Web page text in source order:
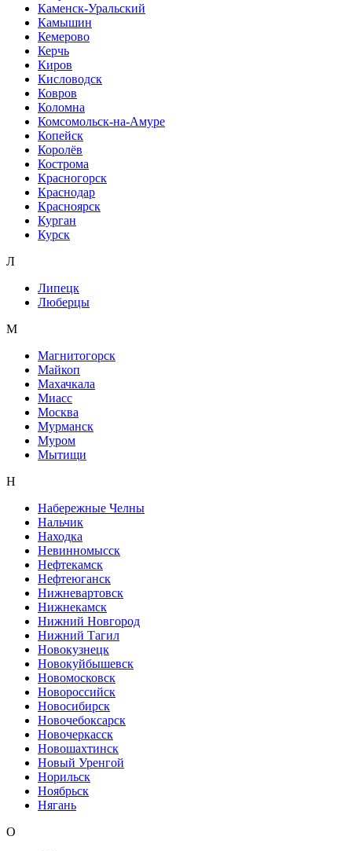
Каменск-Уральский
Камышин
Кемерово
Керчь
Киров
Кисловодск
Ковров
Коломна
Комсомольск-на-Амуре
Копейск
Королёв
Кострома
Красногорск
Краснодар
Красноярск
Курган
Курск
Л
Липецк
Люберцы
М
Магнитогорск
Майкоп
Махачкала
Миасс
Москва
Мурманск
Муром
Мытищи
Н
Набережные Челны
Нальчик
Находка
Невинномысск
Нефтекамск
Нефтеюганск
Нижневартовск
Нижнекамск
Нижний Новгород
Нижний Тагил
Новокузнецк
Новокуйбышевск
Новомосковск
Новороссийск
Новосибирск
Новочебоксарск
Новочеркасск
Новошахтинск
Новый Уренгой
Норильск
Ноябрьск
Нягань
О